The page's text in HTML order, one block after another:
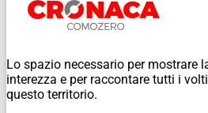
Lo spazio necessario per mostrare
interezza e per raccontare tutti i
questo territorio.